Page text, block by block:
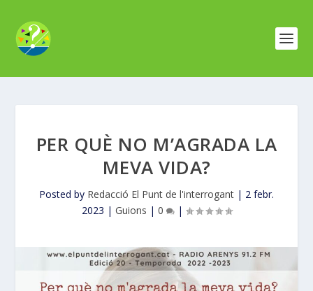
PER QUÈ NO M’AGRADA LA
MEVA VIDA?
Posted by Redacció El Punt de l'interrogant | 2 febr.
2023 | Guions | 0 |